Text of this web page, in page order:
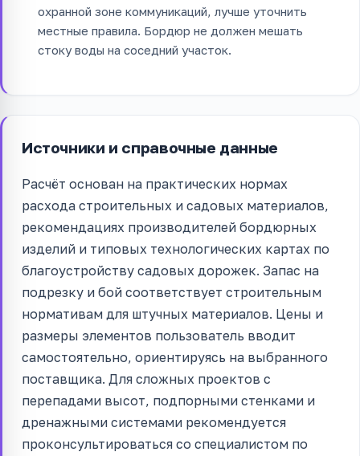
охранной зоне коммуникаций, лучше уточнить
местные правила. Бордюр не должен мешать
стоку воды на соседний участок.
Источники и справочные данные
Расчёт основан на практических нормах
расхода строительных и садовых материалов,
рекомендациях производителей бордюрных
изделий и типовых технологических картах по
благоустройству садовых дорожек. Запас на
подрезку и бой соответствует строительным
нормативам для штучных материалов. Цены и
размеры элементов пользователь вводит
самостоятельно, ориентируясь на выбранного
поставщика. Для сложных проектов с
перепадами высот, подпорными стенками и
дренажными системами рекомендуется
проконсультироваться со специалистом по